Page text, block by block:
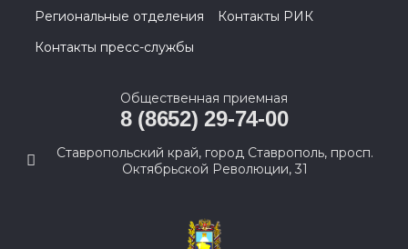
Региональные отделения
Контакты РИК
Контакты пресс-службы
Общественная приемная
8 (8652) 29-74-00
Ставропольский край, город Ставрополь, просп.
Октябрьской Революции, 31